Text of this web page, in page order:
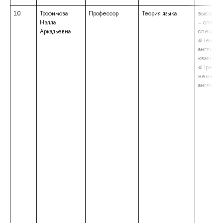
10.
Трофимова
Нэлла
Аркадьевна
Профессор Теория языка
высшее
–